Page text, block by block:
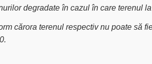
degradate în cazul în care terenul
cărora terenul respectiv nu poate să